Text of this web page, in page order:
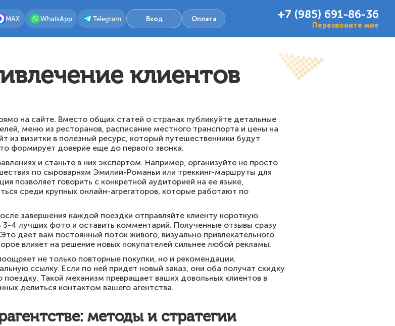
+7 (985) 691-86-36
Перезвоните мне
MAX WhatsApp Telegram Вход Оплата
клиентов
на сайте. Вместо общих статей о странах публикуйте детальные
меню из ресторанов, расписание местного транспорта и цены на
из визитки в полезный ресурс, который путешественники будут
формирует доверие еще до первого звонка.
и станьте в них экспертом. Например, организуйте не просто
по сыроварням Эмилии-Романьи или треккинг-маршруты для
позволяет говорить с конкретной аудиторией на ее языке,
среди крупных онлайн-агрегаторов, которые работают по
завершения каждой поездки отправляйте клиенту короткую
3-4 лучших фото и оставить комментарий. Полученные отзывы сразу
дает вам постоянный поток живого, визуально привлекательного
влияет на решение новых покупателей сильнее любой рекламы.
не только повторные покупки, но и рекомендации.
ссылку. Если по ней придет новый заказ, они оба получат скидку
Такой механизм превращает ваших довольных клиентов в
делиться контактом вашего агентства.
методы и стратегии